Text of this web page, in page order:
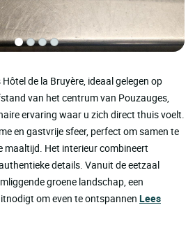
de la Bruyère, ideaal gelegen op
van het centrum van Pouzauges,
ervaring waar u zich direct thuis voelt.
en gastvrije sfeer, perfect om samen te
maaltijd. Het interieur combineert
details. Vanuit de eetzaal
groene landschap, een
om even te ontspannen Lees